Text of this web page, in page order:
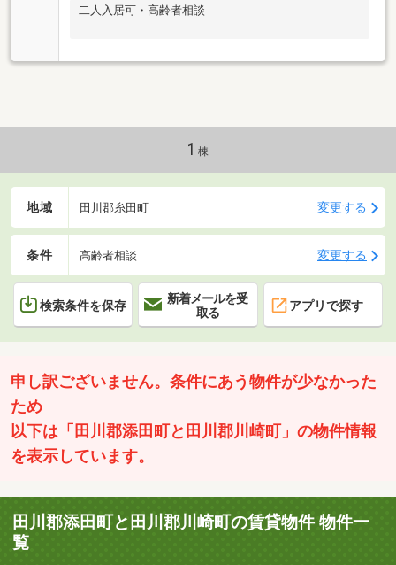
二人入居可・高齢者相談
1 棟
地域 田川郡糸田町 変更する
条件 高齢者相談 変更する
検索条件を保存
新着メールを受
取る
アプリで探す
申し訳ございません。条件にあう物件が少なかった
ため
以下は「田川郡添田町と田川郡川崎町」の物件情報
を表示しています。
田川郡添田町と田川郡川崎町の賃貸物件 物件一
覧